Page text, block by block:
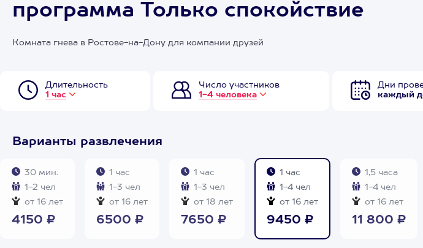
программа Только спокойствие
Комната гнева в Ростове-на-Дону для компании друзей
Длительность
1 час
Число участников
1-4 человека
Дни
каждый
Варианты развлечения
30 мин.
1-2 чел
от 16 лет
4150 ₽
1 час
1-3 чел
от 16 лет
6500 ₽
1 час
1-3 чел
от 18 лет
7650 ₽
1 час
1-4 чел
от 16 лет
9450 ₽
1,5 часа
1-4 чел
от 16 лет
11 800 ₽